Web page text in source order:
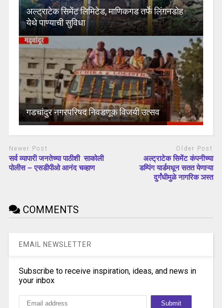
अल्ट्राटेक सिमेंट लिमिटेड, माणिकगड तर्फे लिंगनडोह
येथे पाण्याची सुविधा
गडचांदुर नगरपरिषद निवडणूक विजयी उत्सव
Newer Post
सर्व व्यापारी जनतेच्या पाठीशी साकोली
पोलीस – एसडीपीओ आनंद चव्हाण
Older Post
अल्ट्राटेक सिमेंट कंपनीच्या
डम्पिंग यार्डमधून सतत येणाऱ्या
दुर्गंधीमुळे नागरिक ञस्त
COMMENTS
EMAIL NEWSLETTER
Subscribe to receive inspiration, ideas, and news in
your inbox